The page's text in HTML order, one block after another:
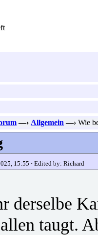
—› Allgemein —› Wie
15:55 · Edited by: Richard
derselbe
taugt.